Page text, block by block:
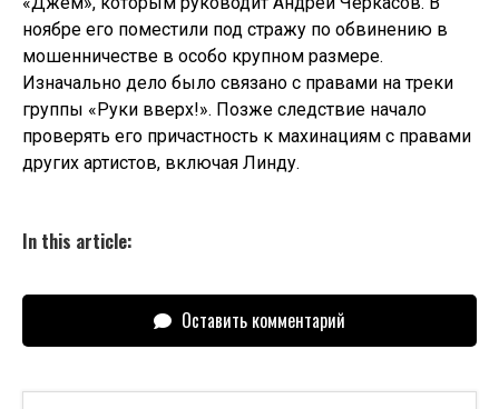
ноябре его поместили под стражу по обвинению в
мошенничестве в особо крупном размере.
Изначально дело было связано с правами на треки
группы «Руки вверх!». Позже следствие начало
проверять его причастность к махинациям с правами
других артистов, включая Линду.
In this article:
Оставить комментарий